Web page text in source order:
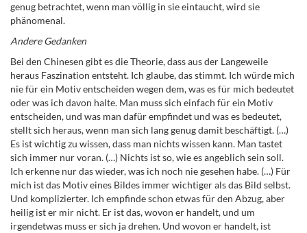
genug betrachtet, wenn man völlig in sie eintaucht, wird sie
phänomenal.
Andere Gedanken
Bei den Chinesen gibt es die Theorie, dass aus der Langeweile
heraus Faszination entsteht. Ich glaube, das stimmt. Ich würde mich
nie für ein Motiv entscheiden wegen dem, was es für mich bedeutet
oder was ich davon halte. Man muss sich einfach für ein Motiv
entscheiden, und was man dafür empfindet und was es bedeutet,
stellt sich heraus, wenn man sich lang genug damit beschäftigt. (…)
Es ist wichtig zu wissen, dass man nichts wissen kann. Man tastet
sich immer nur voran. (…) Nichts ist so, wie es angeblich sein soll.
Ich erkenne nur das wieder, was ich noch nie gesehen habe. (…) Für
mich ist das Motiv eines Bildes immer wichtiger als das Bild selbst.
Und komplizierter. Ich empfinde schon etwas für den Abzug, aber
heilig ist er mir nicht. Er ist das, wovon er handelt, und um
irgendetwas muss er sich ja drehen. Und wovon er handelt, ist